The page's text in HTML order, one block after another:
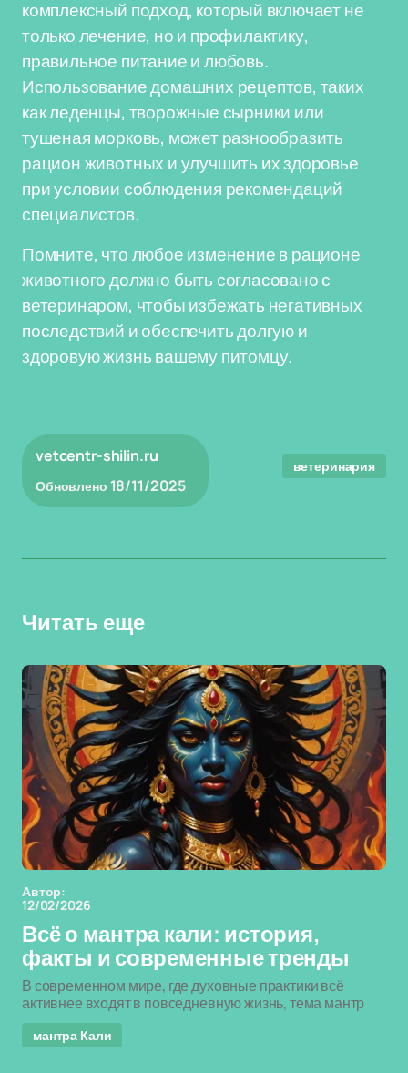
комплексный подход, который включает не
только лечение, но и профилактику,
правильное питание и любовь.
Использование домашних рецептов, таких
как леденцы, творожные сырники или
тушеная морковь, может разнообразить
рацион животных и улучшить их здоровье
при условии соблюдения рекомендаций
специалистов.
Помните, что любое изменение в рационе
животного должно быть согласовано с
ветеринаром, чтобы избежать негативных
последствий и обеспечить долгую и
здоровую жизнь вашему питомцу.
vetcentr-shilin.ru
Обновлено 18/11/2025
ветеринария
Читать еще
Автор:
12/02/2026
Всё о мантра кали: история,
факты и современные тренды
В современном мире, где духовные практики всё
активнее входят в повседневную жизнь, тема мантр
мантра Кали